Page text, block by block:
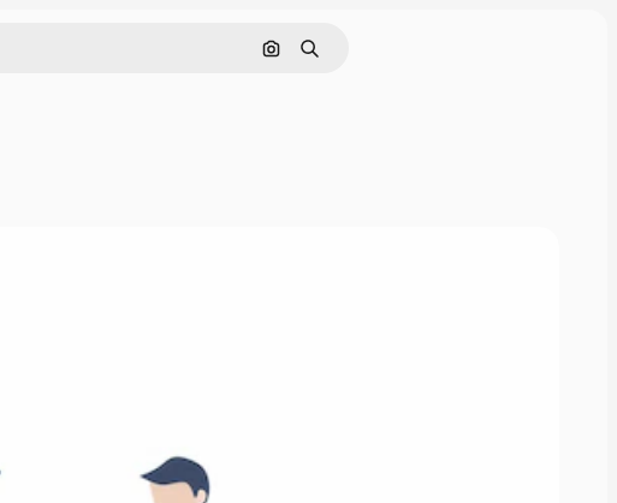
Buscar por imagen
Buscar